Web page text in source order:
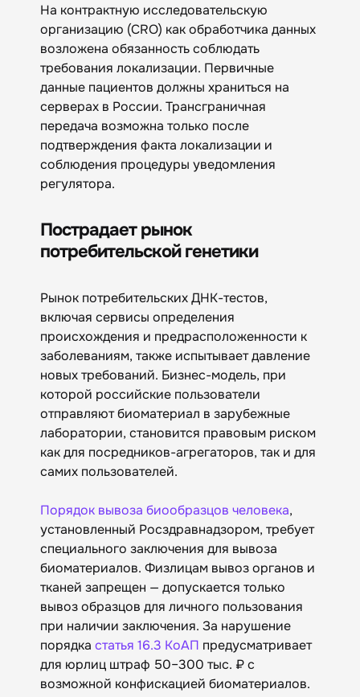
На контрактную исследовательскую
организацию (CRO) как обработчика данных
возложена обязанность соблюдать
требования локализации. Первичные
данные пациентов должны храниться на
серверах в России. Трансграничная
передача возможна только после
подтверждения факта локализации и
соблюдения процедуры уведомления
регулятора.
Пострадает рынок
потребительской генетики
Рынок потребительских ДНК-тестов,
включая сервисы определения
происхождения и предрасположенности к
заболеваниям, также испытывает давление
новых требований. Бизнес-модель, при
которой российские пользователи
отправляют биоматериал в зарубежные
лаборатории, становится правовым риском
как для посредников-агрегаторов, так и для
самих пользователей.
Порядок вывоза биообразцов человека,
установленный Росздравнадзором, требует
специального заключения для вывоза
биоматериалов. Физлицам вывоз органов и
тканей запрещен — допускается только
вывоз образцов для личного пользования
при наличии заключения. За нарушение
порядка статья 16.3 КоАП предусматривает
для юрлиц штраф 50–300 тыс. ₽ с
возможной конфискацией биоматериалов.